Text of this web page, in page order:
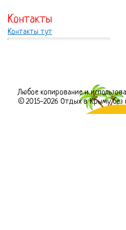
Контакты
Контакты тут
Любое копирование и
© 2015-2026 Отдых в Крыму без